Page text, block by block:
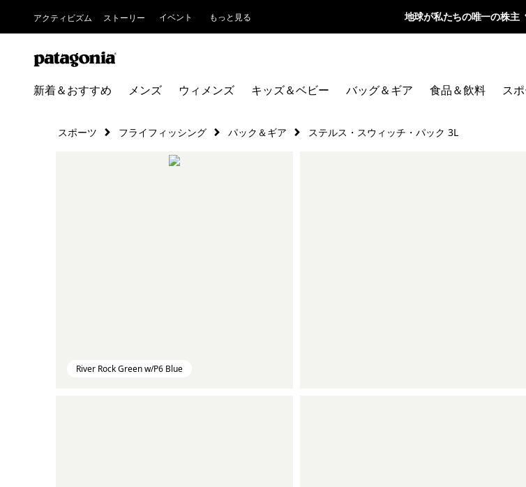
アクティビズム ストーリー イベント もっと見る 地球が私たちの唯一の株主
新着＆おすすめ メンズ ウィメンズ キッズ＆ベビー バッグ＆ギア 食品＆飲料 ス
スポーツ フライフィッシング パック＆ギア ステルス・スウィッチ・パック 3L
River Rock Green w/P6 Blue